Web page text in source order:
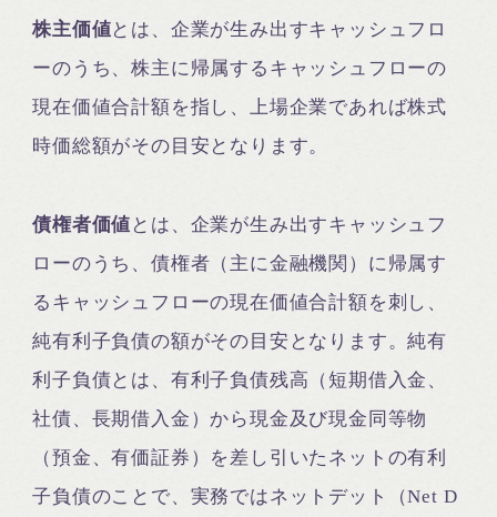
株主価値とは、企業が生み出すキャッシュフロ
ーのうち、株主に帰属するキャッシュフローの
現在価値合計額を指し、上場企業であれば株式
時価総額がその目安となります。
債権者価値 とは、企業が生み出すキャッシュフ
ローのうち、債権者（主に金融機関）に帰属す
るキャッシュフローの現在価値合計額を刺し、
純有利子負債の額がその目安となります。純有
利子負債とは、有利子負債残高（短期借入金、
社債、長期借入金）から現金及び現金同等物
（預金、有価証券）を差し引いたネットの有利
子負債のことで、実務ではネットデット（Net D